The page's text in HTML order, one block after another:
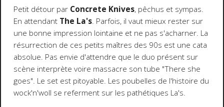
Petit détour par Concrete Knives, pêchus et sympas.
En attendant The La's. Parfois, il vaut mieux rester sur
une bonne impression lointaine et ne pas s'acharner. La
résurrection de ces petits maîtres des 90s est une cata
absolue. Pas envie d'attendre que le duo présent sur
scène interprète voire massacre son tube "There she
goes". Le set est pitoyable. Les poubelles de l'histoire du
wock'n'woll se referment sur les pathétiques La's.